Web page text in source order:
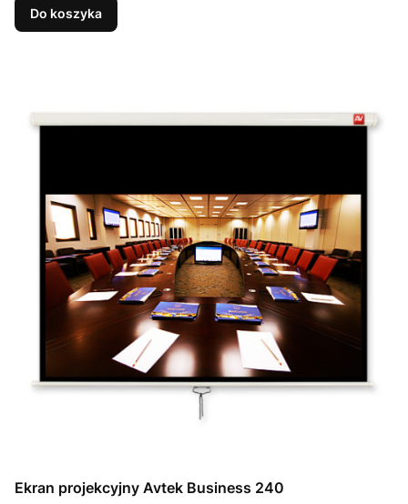
Do koszyka
Ekran projekcyjny Avtek Business 240